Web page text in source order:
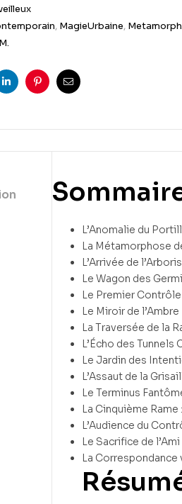
, MagieUrbaine,
LinkedinPinterestEmail
L’Anomalie du
La Métamorphose
L’Arrivée de
Le Wagon des
Le Premier Contrôle
Le Miroir de l’Ambre
La Traversée de la
L’Écho des Tunnels
Le Jardin des
L’Assaut de la
Le Terminus
La Cinquième
L’Audience du
Le Sacrifice de
La Correspondance